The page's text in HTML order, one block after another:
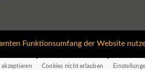
Funktionsumfang der Website
akzeptieren Cookies nicht erlauben